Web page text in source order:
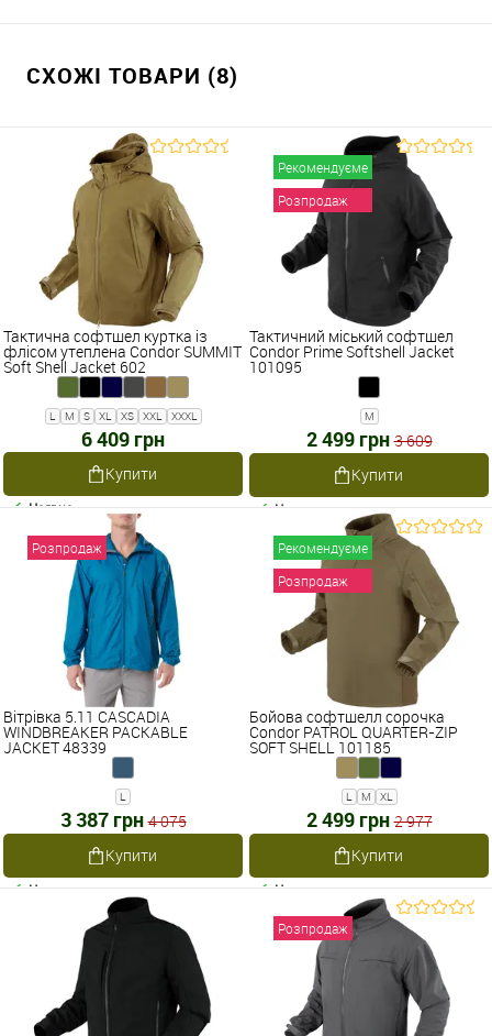
СХОЖІ ТОВАРИ (8)
Тактична софтшел куртка із
флісом утеплена Condor SUMMIT
Soft Shell Jacket 602
L M S XL XS XXL XXXL
6 409 грн
Купити
Наявне
Рекомендуєме
Розпродаж
Тактичний міський софтшел
Condor Prime Softshell Jacket
101095
M
2 499 грн 3 609
Купити
Наявне
Розпродаж
Вітрівка 5.11 CASCADIA
WINDBREAKER PACKABLE
JACKET 48339
L
3 387 грн 4 075
Купити
Наявне
Рекомендуєме
Розпродаж
Бойова софтшелл сорочка
Condor PATROL QUARTER-ZIP
SOFT SHELL 101185
L M XL
2 499 грн 2 977
Купити
Наявне
Розпродаж